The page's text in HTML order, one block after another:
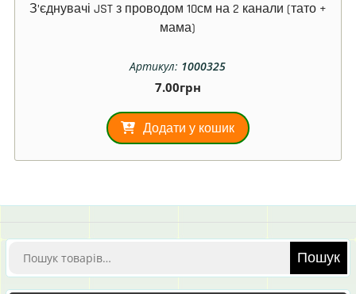
З’єднувачі JST з проводом 10см на 2 канали (тато +
мама)
Артикул: 1000325
7.00грн
Додати у кошик
Шукати: Пошук